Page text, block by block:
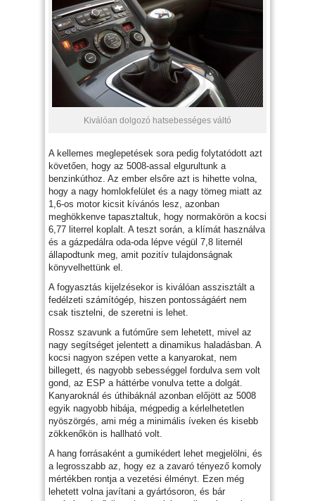
Kiválóan dolgozó hatsebességes váltó
A kellemes meglepetések sora pedig folytatódott azt
követően, hogy az 5008-assal elgurultunk a
benzinkúthoz. Az ember elsőre azt is hihette volna,
hogy a nagy homlokfelület és a nagy tömeg miatt az
1,6-os motor kicsit kívánós lesz, azonban
meghökkenve tapasztaltuk, hogy normakörön a kocsi
6,77 literrel koplalt. A teszt során, a klímát használva
és a gázpedálra oda-oda lépve végül 7,8 liternél
állapodtunk meg, amit pozitív tulajdonságnak
könyvelhettünk el.
A fogyasztás kijelzésekor is kiválóan asszisztált a
fedélzeti számítógép, hiszen pontosságáért nem
csak tisztelni, de szeretni is lehet.
Rossz szavunk a futóműre sem lehetett, mivel az
nagy segítséget jelentett a dinamikus haladásban. A
kocsi nagyon szépen vette a kanyarokat, nem
billegett, és nagyobb sebességgel fordulva sem volt
gond, az ESP a háttérbe vonulva tette a dolgát.
Kanyaroknál és úthibáknál azonban előjött az 5008
egyik nagyobb hibája, mégpedig a kérlelhetetlen
nyöszörgés, ami még a minimális íveken és kisebb
zökkenőkön is hallható volt.
A hang forrásaként a gumikédert lehet megjelölni, és
a legrosszabb az, hogy ez a zavaró tényező komoly
mértékben rontja a vezetési élményt. Ezen még
lehetett volna javítani a gyártósoron, és bár